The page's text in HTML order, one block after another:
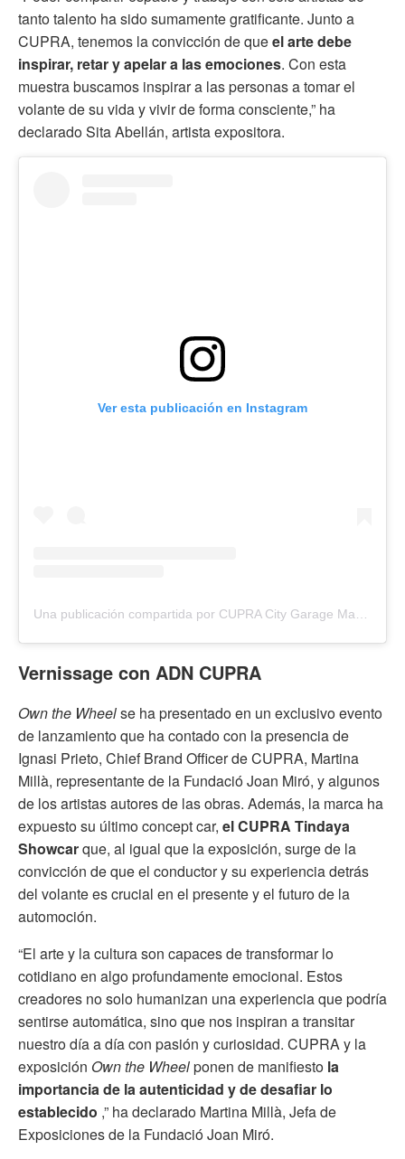
tanto talento ha sido sumamente gratificante. Junto a
CUPRA, tenemos la convicción de queel arte debe
inspirar, retar y apelar a las emociones. Con esta
muestra buscamos inspirar a las personas a tomar el
volante de su vida y vivir de forma consciente,” ha
declarado Sita Abellán, artista expositora.
Ver esta publicación en Instagram
Vernissage con ADN CUPRA
Own the Wheelse ha presentado en un exclusivo evento
de lanzamiento que ha contado con la presencia de
Ignasi Prieto, Chief Brand Officer de CUPRA, Martina
Millà, representante de la Fundació Joan Miró, y algunos
de los artistas autores de las obras. Además, la marca ha
expuesto su último concept car, el CUPRA Tindaya
Showcarque, al igual que la exposición, surge de la
convicción de que el conductor y su experiencia detrás
del volante es crucial en el presente y el futuro de la
automoción.
“El arte y la cultura son capaces de transformar lo
cotidiano en algo profundamente emocional. Estos
creadores no solo humanizan una experiencia que podría
sentirse automática, sino que nos inspiran a transitar
nuestro día a día con pasión y curiosidad. CUPRA y la
exposición Own the Wheelponen de manifiesto la
importancia de la autenticidad y de desafiar lo
establecido ,” ha declarado Martina Millà, Jefa de
Exposiciones de la Fundació Joan Miró.